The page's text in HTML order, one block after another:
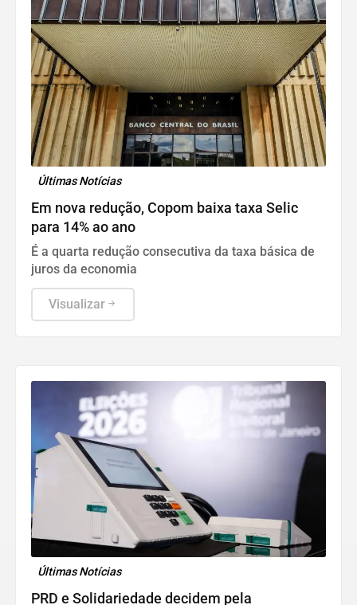
Últimas Notícias
Em nova redução, Copom baixa taxa Selic
para 14% ao ano
É a quarta redução consecutiva da taxa básica de
juros da economia
Visualizar
Últimas Notícias
PRD e Solidariedade decidem pela